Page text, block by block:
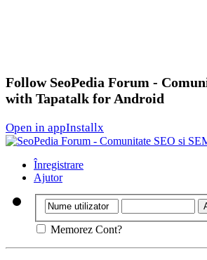
Follow SeoPedia Forum -
with Tapatalk for Android
Open in appInstallx
Înregistrare
Ajutor
Memorez Cont?